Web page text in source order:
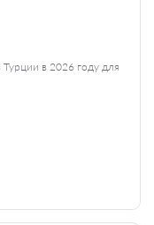
в 2026 году для